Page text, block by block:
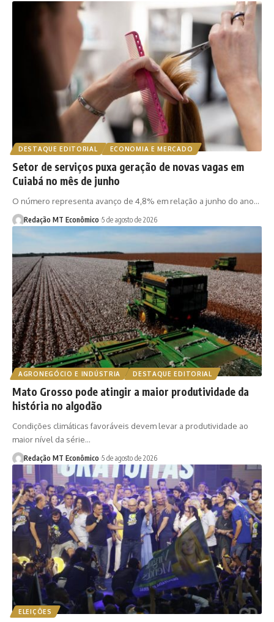
DESTAQUE EDITORIAL ECONOMIA E MERCADO
Setor de serviços puxa geração de novas vagas em
Cuiabá no mês de junho
O número representa avanço de 4,8% em relação a junho do ano…
Redação MT Econômico 5 de agosto de 2026
AGRONEGÓCIO E INDÚSTRIA DESTAQUE EDITORIAL
Mato Grosso pode atingir a maior produtividade da
história no algodão
Condições climáticas favoráveis devem levar a produtividade ao
maior nível da série…
Redação MT Econômico 5 de agosto de 2026
ELEIÇÕES